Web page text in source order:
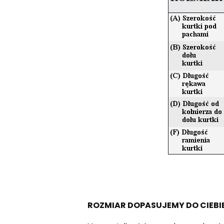
ROZMIAR DOPASUJEMY DO